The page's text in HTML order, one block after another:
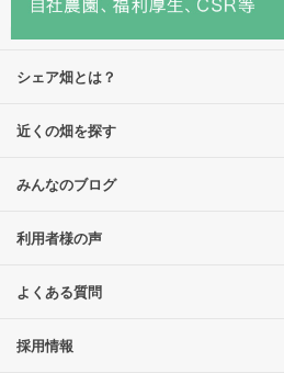
シェア畑とは？
近くの畑を探す
みんなのブログ
利用者様の声
よくある質問
採用情報